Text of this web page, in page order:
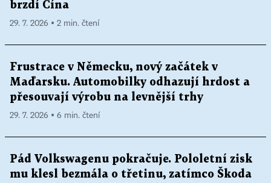
brzdí Čína
29. 7. 2026 ▪ 2 min. čtení
Frustrace v Německu, nový začátek v
Maďarsku. Automobilky odhazují hrdost a
přesouvají výrobu na levnější trhy
29. 7. 2026 ▪ 6 min. čtení
Pád Volkswagenu pokračuje. Pololetní zisk
mu klesl bezmála o třetinu, zatímco Škoda